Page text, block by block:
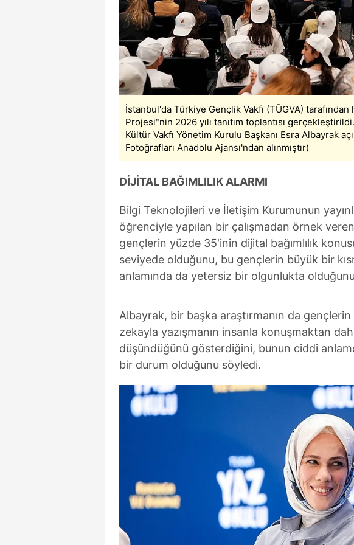
mevzuata uygun olarak kullanılan çerezlerle ilgili
İstanbul'da Türkiye Gençlik Vakfı (TÜGVA)
Projesiʺnin 2026 yılı tanıtım toplantısı
Kültür Vakfı Yönetim Kurulu Başkanı Esra Albayrak
Fotoğrafları Anadolu Ajansı'ndan alınmıştır)
DİJİTAL BAĞIMLILIK ALARMI
Bilgi Teknolojileri ve İletişim Kurumunun
öğrenciyle yapılan bir çalışmadan örnek
gençlerin yüzde 35'inin dijital bağımlılık
seviyede olduğunu, bu gençlerin büyük bir
anlamında da yetersiz bir olgunlukta
Albayrak, bir başka araştırmanın da
zekayla yazışmanın insanla konuşmaktan
düşündüğünü gösterdiğini, bunun ciddi
bir durum olduğunu söyledi.